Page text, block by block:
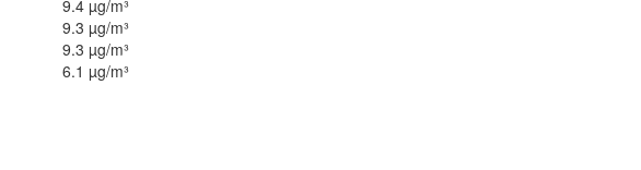
9.4 µg/m³
9.3 µg/m³
9.3 µg/m³
6.1 µg/m³